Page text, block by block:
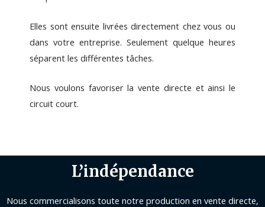
Elles sont ensuite livrées directement chez vous ou
dans votre entreprise. Seulement quelque heures
séparent les différentes tâches.
Nous voulons favoriser la vente directe et ainsi le
circuit court.
L’indépendance
Nous commercialisons toute notre production en vente directe,